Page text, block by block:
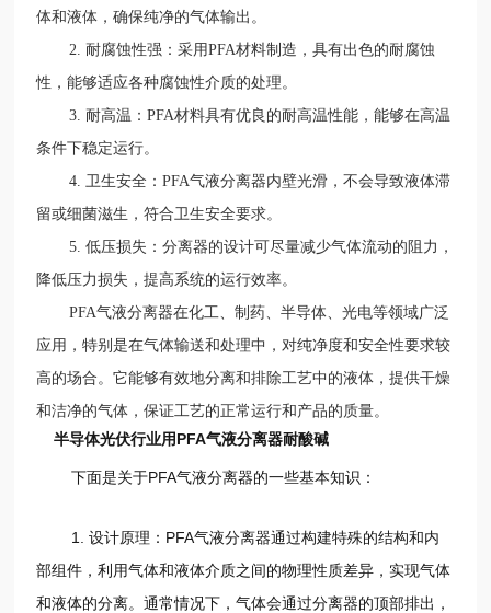
体和液体，确保纯净的气体输出。
2. 耐腐蚀性强：采用PFA材料制造，具有出色的耐腐蚀
性，能够适应各种腐蚀性介质的处理。
3. 耐高温：PFA材料具有优良的耐高温性能，能够在高温
条件下稳定运行。
4. 卫生安全：PFA气液分离器内壁光滑，不会导致液体滞
留或细菌滋生，符合卫生安全要求。
5. 低压损失：分离器的设计可尽量减少气体流动的阻力，
降低压力损失，提高系统的运行效率。
PFA气液分离器在化工、制药、半导体、光电等领域广泛
应用，特别是在气体输送和处理中，对纯净度和安全性要求较
高的场合。它能够有效地分离和排除工艺中的液体，提供干燥
和洁净的气体，保证工艺的正常运行和产品的质量。
半导体光伏行业用PFA气液分离器耐酸碱
下面是关于PFA气液分离器的一些基本知识：
1. 设计原理：PFA气液分离器通过构建特殊的结构和内
部组件，利用气体和液体介质之间的物理性质差异，实现气体
和液体的分离。通常情况下，气体会通过分离器的顶部排出，